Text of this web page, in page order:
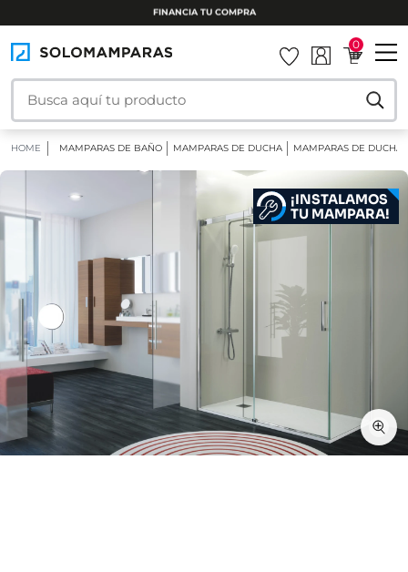
INSTALAMOS TU MAMPARA
0
HOME MAMPARAS DE BAÑO MAMPARAS DE DUCHA MAMPARAS DE DUCHA
¡INSTALAMOS
TU MAMPARA!